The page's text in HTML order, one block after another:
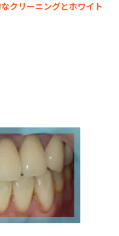
クリーニングとホワイト